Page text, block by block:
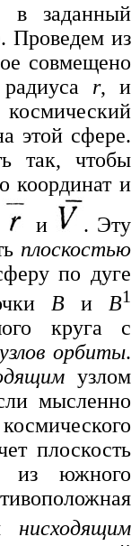
в заданный
Проведем из
совмещено
r, и
этой сфере.
так, чтобы
координат и
и
. Эту
плоскостью
по дуге
В и В1
круга с
узлов орбиты.
узлом
мысленно
плоскость
из южного
нисходящим